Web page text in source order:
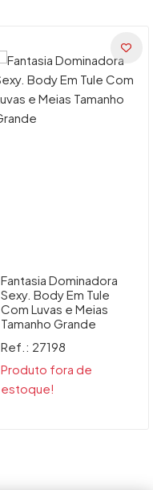
Fantasia Dominadora
Sexy. Body Em Tule
Com Luvas e Meias
Tamanho Grande
Ref.: 27198
Produto fora de
estoque!